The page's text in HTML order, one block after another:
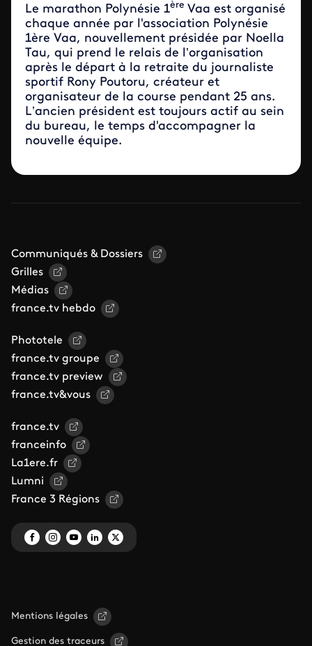
Le marathon Polynésie 1ère Vaa est organisé
chaque année par l'association Polynésie
1ère Vaa, nouvellement présidée par Noella
Tau, qui prend le relais de l’organisation
après le départ à la retraite du journaliste
sportif Rony Poutoru, créateur et
organisateur de la course pendant 25 ans.
L’ancien président est toujours actif au sein
du bureau, le temps d'accompagner la
nouvelle équipe.
Communiqués & Dossiers
Grilles
Médias
france.tv hebdo
Phototele
france.tv groupe
france.tv preview
france.tv&vous
france.tv
franceinfo
La1ere.fr
Lumni
France 3 Régions
Mentions légales
Gestion des traceurs